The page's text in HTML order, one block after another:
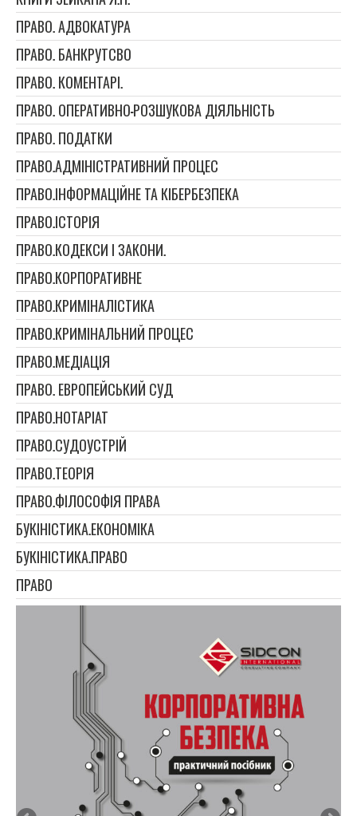
ПРАВО. АДВОКАТУРА
ПРАВО. БАНКРУТСВО
ПРАВО. КОМЕНТАРІ.
ПРАВО. ОПЕРАТИВНО-РОЗШУКОВА ДІЯЛЬНІСТЬ
ПРАВО. ПОДАТКИ
ПРАВО.АДМІНІСТРАТИВНИЙ ПРОЦЕС
ПРАВО.ІНФОРМАЦІЙНЕ ТА КІБЕРБЕЗПЕКА
ПРАВО.ІСТОРІЯ
ПРАВО.КОДЕКСИ І ЗАКОНИ.
ПРАВО.КОРПОРАТИВНЕ
ПРАВО.КРИМІНАЛІСТИКА
ПРАВО.КРИМІНАЛЬНИЙ ПРОЦЕС
ПРАВО.МЕДІАЦІЯ
ПРАВО. ЕВРОПЕЙСЬКИЙ СУД
ПРАВО.НОТАРІАТ
ПРАВО.СУДОУСТРІЙ
ПРАВО.ТЕОРІЯ
ПРАВО.ФІЛОСОФІЯ ПРАВА
БУКІНІСТИКА.ЕКОНОМІКА
БУКІНІСТИКА.ПРАВО
ПРАВО